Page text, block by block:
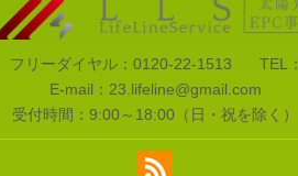
フリーダイヤル： 0120-22-1513 TEL：
E-mail： 23.lifeline@gmail.com
受付時間：9:00～18:00（日・祝を除く）